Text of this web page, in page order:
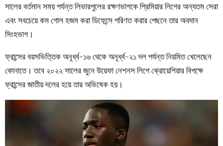
সালের বর্তমান সময় পর্যন্ত লিভারপুলের রক্ষণভাগকে প্রিমিয়ার লিগের অন্যতম সেরা
এবং সবচেয়ে কম গোল হজম করা ডিফেন্সে পরিণত করার পেছনে তার অবদান
সিংহভাগ।
ফ্রান্সের বয়সভিত্তিক অনূর্ধ্ব-১৬ থেকে অনূর্ধ্ব-২১ দল পর্যন্ত নিয়মিত খেলেছেন
কোনাতে। তবে ২০২২ সালের জুনে উয়েফা নেশনস লিগে ক্রোয়েশিয়ার বিপক্ষে
ফ্রান্সের জাতীয় দলের হয়ে তার অভিষেক হয়।